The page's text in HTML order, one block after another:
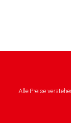
Alle Preise